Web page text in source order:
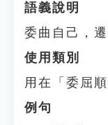
語義說明
委曲自己，
使用類別
用在「委屈
例句